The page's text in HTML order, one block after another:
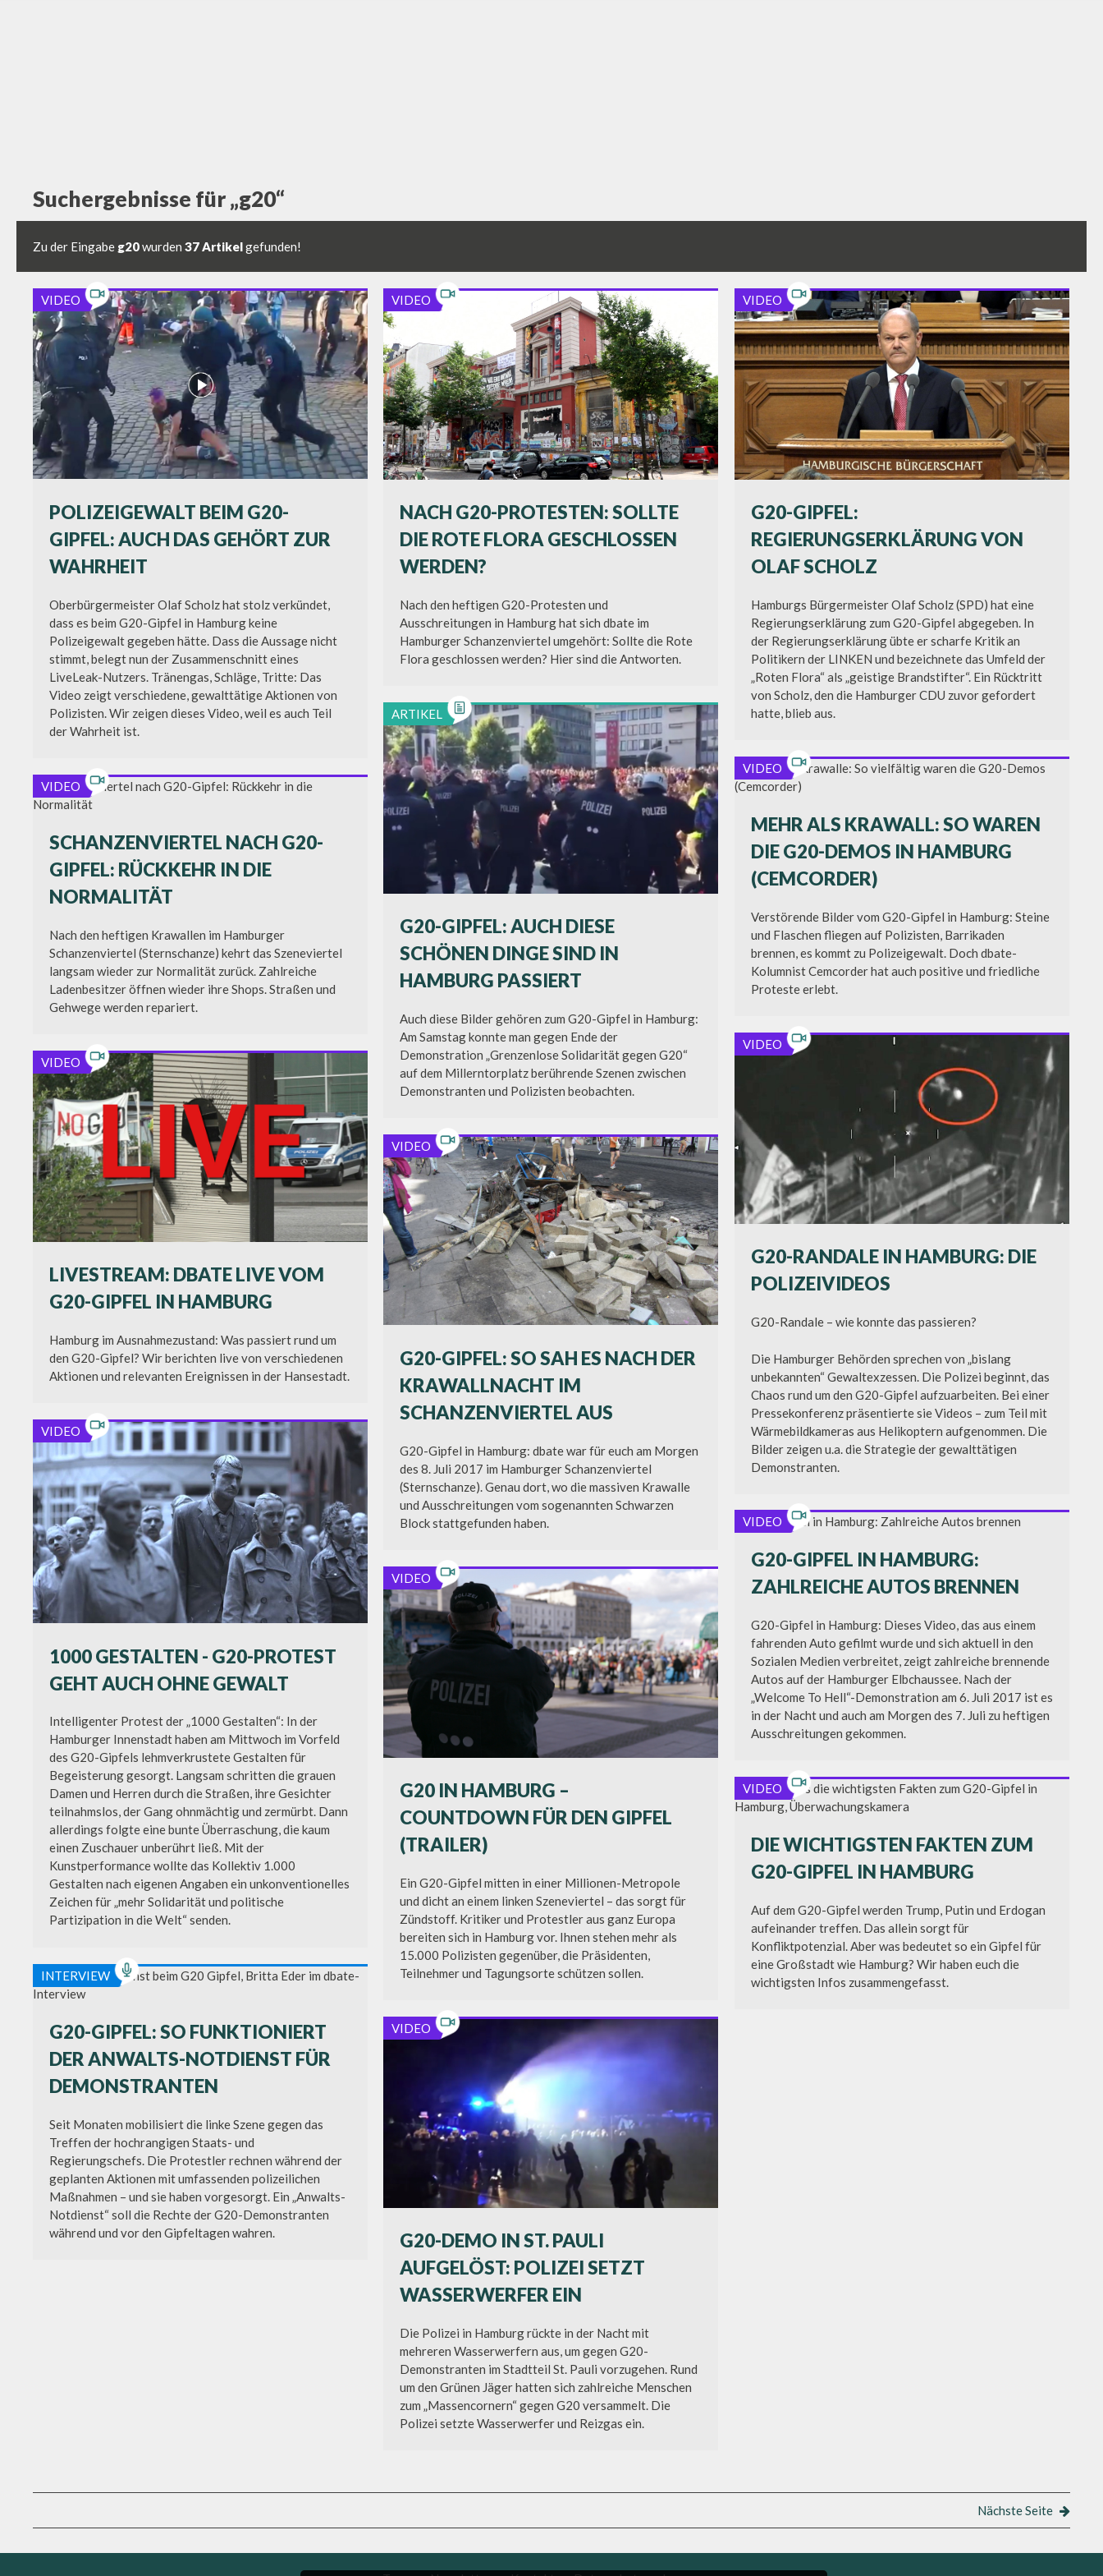
Suchergebnisse für „g20“
Zu der Eingabe g20wurden 37 Artikelgefunden!
VIDEO
POLIZEIGEWALT BEIM G20-
GIPFEL: AUCH DAS GEHÖRT ZUR
WAHRHEIT
Oberbürgermeister Olaf Scholz hat stolz verkündet,
dass es beim G20-Gipfel in Hamburg keine
Polizeigewalt gegeben hätte. Dass die Aussage nicht
stimmt, belegt nun der Zusammenschnitt eines
LiveLeak-Nutzers. Tränengas, Schläge, Tritte: Das
Video zeigt verschiedene, gewalttätige Aktionen von
Polizisten. Wir zeigen dieses Video, weil es auch Teil
der Wahrheit ist.
VIDEO
NACH G20-PROTESTEN: SOLLTE
DIE ROTE FLORA GESCHLOSSEN
WERDEN?
Nach den heftigen G20-Protesten und
Ausschreitungen in Hamburg hat sich dbate im
Hamburger Schanzenviertel umgehört: Sollte die Rote
Flora geschlossen werden? Hier sind die Antworten.
VIDEO
G20-GIPFEL:
REGIERUNGSERKLÄRUNG VON
OLAF SCHOLZ
Hamburgs Bürgermeister Olaf Scholz (SPD) hat eine
Regierungserklärung zum G20-Gipfel abgegeben. In
der Regierungserklärung übte er scharfe Kritik an
Politikern der LINKEN und bezeichnete das Umfeld der
„Roten Flora“ als „geistige Brandstifter“. Ein Rücktritt
von Scholz, den die Hamburger CDU zuvor gefordert
hatte, blieb aus.
ARTIKEL
ARTIKEL
G20-GIPFEL: AUCH DIESE
SCHÖNEN DINGE SIND IN
HAMBURG PASSIERT
Auch diese Bilder gehören zum G20-Gipfel in Hamburg:
Am Samstag konnte man gegen Ende der
Demonstration „Grenzenlose Solidarität gegen G20“
auf dem Millerntorplatz berührende Szenen zwischen
Demonstranten und Polizisten beobachten.
VIDEO
MEHR ALS KRAWALL: SO WAREN
DIE G20-DEMOS IN HAMBURG
(CEMCORDER)
Verstörende Bilder vom G20-Gipfel in Hamburg: Steine
und Flaschen fliegen auf Polizisten, Barrikaden
brennen, es kommt zu Polizeigewalt. Doch dbate-
Kolumnist Cemcorder hat auch positive und friedliche
Proteste erlebt.
VIDEO
SCHANZENVIERTEL NACH G20-
GIPFEL: RÜCKKEHR IN DIE
NORMALITÄT
Nach den heftigen Krawallen im Hamburger
Schanzenviertel (Sternschanze) kehrt das Szeneviertel
langsam wieder zur Normalität zurück. Zahlreiche
Ladenbesitzer öffnen wieder ihre Shops. Straßen und
Gehwege werden repariert.
VIDEO
G20-RANDALE IN HAMBURG: DIE
POLIZEIVIDEOS
G20-Randale – wie konnte das passieren?
Die Hamburger Behörden sprechen von „bislang
unbekannten“ Gewaltexzessen. Die Polizei beginnt, das
Chaos rund um den G20-Gipfel aufzuarbeiten. Bei einer
Pressekonferenz präsentierte sie Videos – zum Teil mit
Wärmebildkameras aus Helikoptern aufgenommen. Die
Bilder zeigen u.a. die Strategie der gewalttätigen
Demonstranten.
VIDEO
LIVESTREAM: DBATE LIVE VOM
G20-GIPFEL IN HAMBURG
Hamburg im Ausnahmezustand: Was passiert rund um
den G20-Gipfel? Wir berichten live von verschiedenen
Aktionen und relevanten Ereignissen in der Hansestadt.
VIDEO
G20-GIPFEL: SO SAH ES NACH DER
KRAWALLNACHT IM
SCHANZENVIERTEL AUS
G20-Gipfel in Hamburg: dbate war für euch am Morgen
des 8. Juli 2017 im Hamburger Schanzenviertel
(Sternschanze). Genau dort, wo die massiven Krawalle
und Ausschreitungen vom sogenannten Schwarzen
Block stattgefunden haben.
VIDEO
1000 GESTALTEN - G20-PROTEST
GEHT AUCH OHNE GEWALT
Intelligenter Protest der „1000 Gestalten“: In der
Hamburger Innenstadt haben am Mittwoch im Vorfeld
des G20-Gipfels lehmverkrustete Gestalten für
Begeisterung gesorgt. Langsam schritten die grauen
Damen und Herren durch die Straßen, ihre Gesichter
teilnahmslos, der Gang ohnmächtig und zermürbt. Dann
allerdings folgte eine bunte Überraschung, die kaum
einen Zuschauer unberührt ließ. Mit der
Kunstperformance wollte das Kollektiv 1.000
Gestalten nach eigenen Angaben ein unkonventionelles
Zeichen für „mehr Solidarität und politische
Partizipation in die Welt“ senden.
VIDEO
G20-GIPFEL IN HAMBURG:
ZAHLREICHE AUTOS BRENNEN
G20-Gipfel in Hamburg: Dieses Video, das aus einem
fahrenden Auto gefilmt wurde und sich aktuell in den
Sozialen Medien verbreitet, zeigt zahlreiche brennende
Autos auf der Hamburger Elbchaussee. Nach der
„Welcome To Hell“-Demonstration am 6. Juli 2017 ist es
in der Nacht und auch am Morgen des 7. Juli zu heftigen
Ausschreitungen gekommen.
VIDEO
G20 IN HAMBURG –
COUNTDOWN FÜR DEN GIPFEL
(TRAILER)
Ein G20-Gipfel mitten in einer Millionen-Metropole
und dicht an einem linken Szeneviertel – das sorgt für
Zündstoff. Kritiker und Protestler aus ganz Europa
bereiten sich in Hamburg vor. Ihnen stehen mehr als
15.000 Polizisten gegenüber, die Präsidenten,
Teilnehmer und Tagungsorte schützen sollen.
VIDEO
DIE WICHTIGSTEN FAKTEN ZUM
G20-GIPFEL IN HAMBURG
Auf dem G20-Gipfel werden Trump, Putin und Erdogan
aufeinander treffen. Das allein sorgt für
Konfliktpotenzial. Aber was bedeutet so ein Gipfel für
eine Großstadt wie Hamburg? Wir haben euch die
wichtigsten Infos zusammengefasst.
INTERVIEW
G20-GIPFEL: SO FUNKTIONIERT
DER ANWALTS-NOTDIENST FÜR
DEMONSTRANTEN
Seit Monaten mobilisiert die linke Szene gegen das
Treffen der hochrangigen Staats- und
Regierungschefs. Die Protestler rechnen während der
geplanten Aktionen mit umfassenden polizeilichen
Maßnahmen – und sie haben vorgesorgt. Ein „Anwalts-
Notdienst“ soll die Rechte der G20-Demonstranten
während und vor den Gipfeltagen wahren.
VIDEO
G20-DEMO IN ST. PAULI
AUFGELÖST: POLIZEI SETZT
WASSERWERFER EIN
Die Polizei in Hamburg rückte in der Nacht mit
mehreren Wasserwerfern aus, um gegen G20-
Demonstranten im Stadtteil St. Pauli vorzugehen. Rund
um den Grünen Jäger hatten sich zahlreiche Menschen
zum „Massencornern“ gegen G20 versammelt. Die
Polizei setzte Wasserwerfer und Reizgas ein.
Nächste Seite